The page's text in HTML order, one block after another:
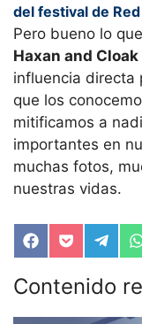
del festival de
Pero bueno lo
Haxan and Cloak
influencia directa
que los
mitificamos a
importantes en
muchas fotos,
nuestras vidas.
Compartir
en
Facebook
Compartir
en
Pocket
en
Contenido